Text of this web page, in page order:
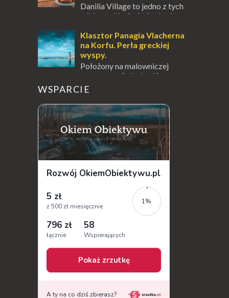
Danilia Village to jedno z tych
miejsc na Korfu, które kryje w
jest doskonale znane miłośnikom f...
Klasztor Panagia Vlacherna
na Korfu. Perła greckiej
wyspy.
Położony na malowniczej
wysepce, tuż obok półwyspu
Kanoni, Święty Klasztor Panagia Vlacherna
jest jednym z najbardziej rozpoznawalnych
symbo...
WSPARCIE